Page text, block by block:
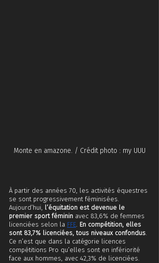
Monte en amazone. / Crédit photo : my UUU
À partir des années 70, les activités équestres
se sont progressivement féminisées.
Aujourd’hui, l’équitation est devenue le
premier sport féminin avec 83,6% de femmes
licenciées selon la FFE. En compétition, elles
sont 83,7% licenciées, tous niveaux confondus.
Ce n’est que dans la catégorie licences
compétitions Pro qu’elles sont en infériorité
face aux hommes, avec 42,3% de licenciées.